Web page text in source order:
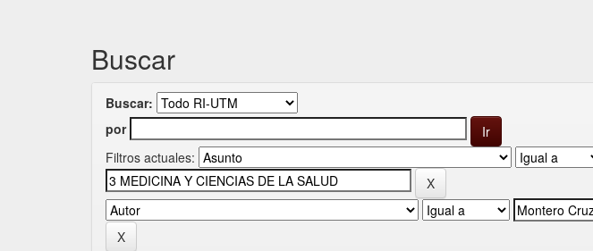
Buscar
Buscar:
por
Filtros actuales: